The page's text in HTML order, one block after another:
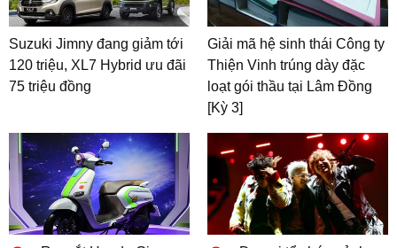
Suzuki Jimny đang giảm tới
120 triệu, XL7 Hybrid ưu đãi
75 triệu đồng
Giải mã hệ sinh thái Công ty
Thiện Vinh trúng dày đặc
loạt gói thầu tại Lâm Đồng
[Kỳ 3]